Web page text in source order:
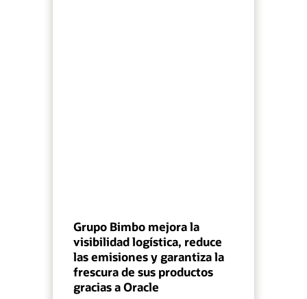
Grupo Bimbo mejora la
visibilidad logística, reduce
las emisiones y garantiza la
frescura de sus productos
gracias a Oracle